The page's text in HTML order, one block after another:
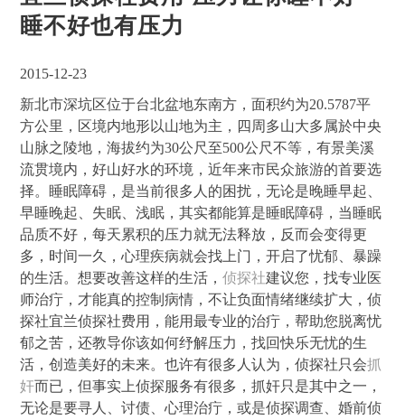
睡不好也有压力
2015-12-23
新北市深坑区位于台北盆地东南方，面积约为20.5787平
方公里，区境内地形以山地为主，四周多山大多属於中央
山脉之陵地，海拔约为30公尺至500公尺不等，有景美溪
流贯境内，好山好水的环境，近年来市民众旅游的首要选
择。睡眠障碍，是当前很多人的困扰，无论是晚睡早起、
早睡晚起、失眠、浅眠，其实都能算是睡眠障碍，当睡眠
品质不好，每天累积的压力就无法释放，反而会变得更
多，时间一久，心理疾病就会找上门，开启了忧郁、暴躁
的生活。想要改善这样的生活，侦探社建议您，找专业医
师治疔，才能真的控制病情，不让负面情绪继续扩大，侦
探社宜兰侦探社费用，能用最专业的治疔，帮助您脱离忧
郁之苦，还教导你该如何纾解压力，找回快乐无忧的生
活，创造美好的未来。也许有很多人认为，侦探社只会抓
奸而已，但事实上侦探服务有很多，抓奸只是其中之一，
无论是要寻人、讨债、心理治疔，或是侦探调查、婚前侦